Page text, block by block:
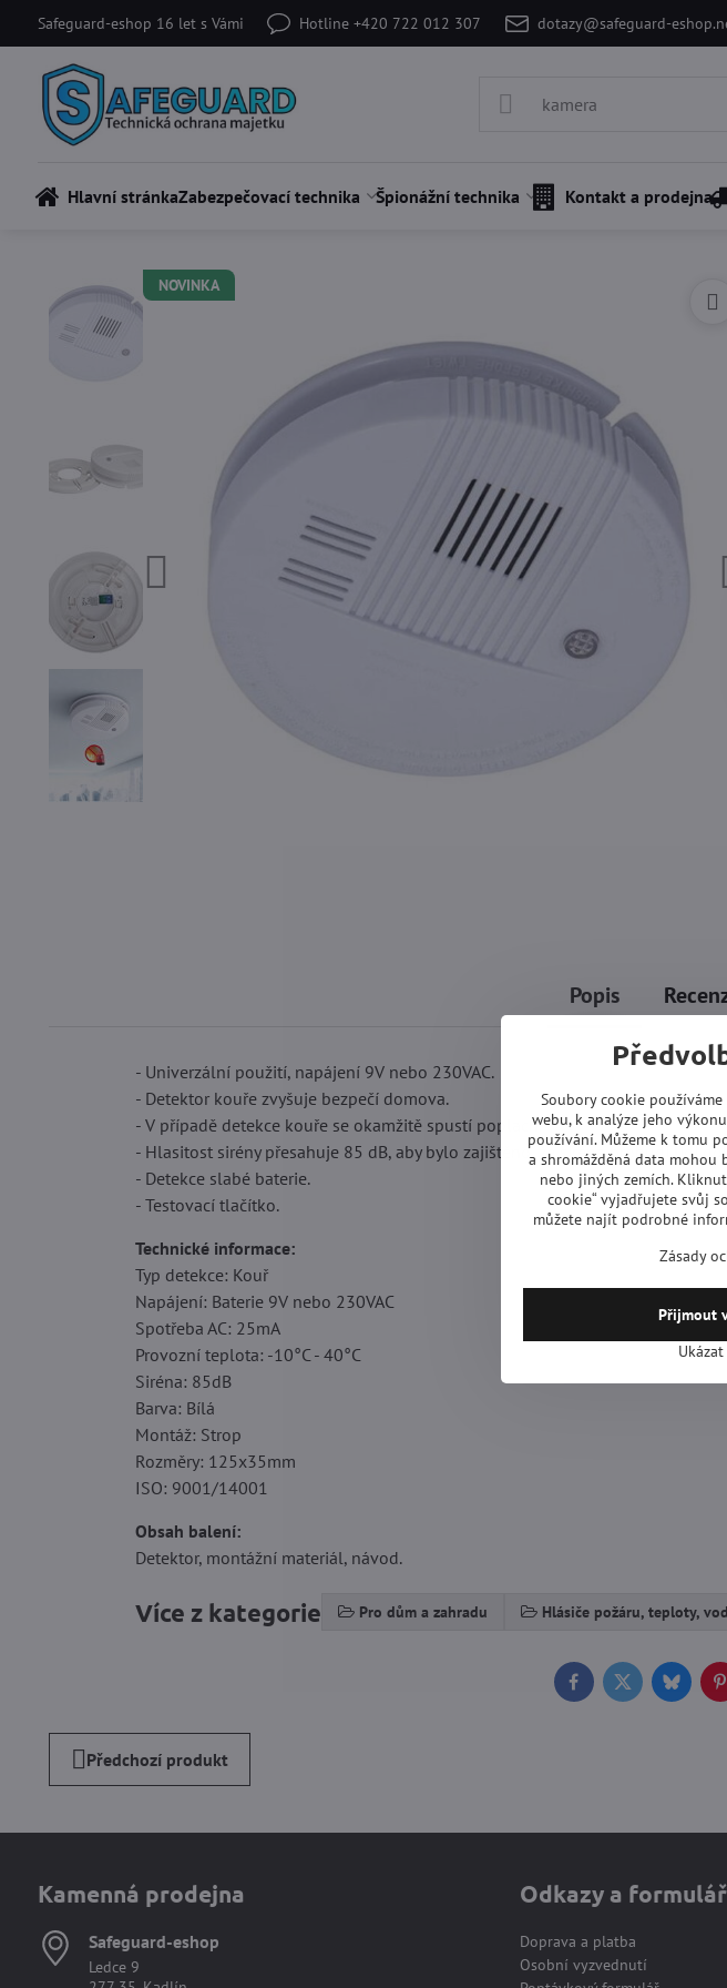
Safeguard-eshop 16 let s Vámi Hotline +420 722 012 307 dotazy@safeguard-
Hlavní stránkaZabezpečovací technika Špionážní technika Kontakt a prodejna
NOVINKA
Popis
- Univerzální použití, napájení 9V nebo 230VAC.
- Detektor kouře zvyšuje bezpečí domova.
- V případě detekce kouře se okamžitě spustí poplach.
- Hlasitost sirény přesahuje 85 dB, aby bylo zajištěno, že siréna probudí lidi
- Detekce slabé baterie.
- Testovací tlačítko.
Technické informace:
Typ detekce: Kouř
Napájení: Baterie 9V nebo 230VAC
Spotřeba AC: 25mA
Provozní teplota: -10°C - 40°C
Siréna: 85dB
Barva: Bílá
Montáž: Strop
Rozměry: 125x35mm
ISO: 9001/14001
Obsah balení:
Detektor, montážní materiál, návod.
Více z kategorie Pro dům a zahradu Hlásiče požáru, teploty,
FacebookTwitterBluesky
Předchozí produkt
Kamenná prodejna
Safeguard-eshop
Ledce 9
Odkazy a
Doprava a platba
Osobní vyzvednutí
Soubory cookie
webu, k analýze jeho
používání. Můžeme k tomu
a shromážděná data mohou
nebo jiných zemích.
cookie“ vyjadřujete svůj
můžete najít podrobné
Zásady
Přijmout